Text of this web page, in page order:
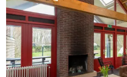
Terrains
de
golf
-
Peche
Sportive
-
Equitation
Boire